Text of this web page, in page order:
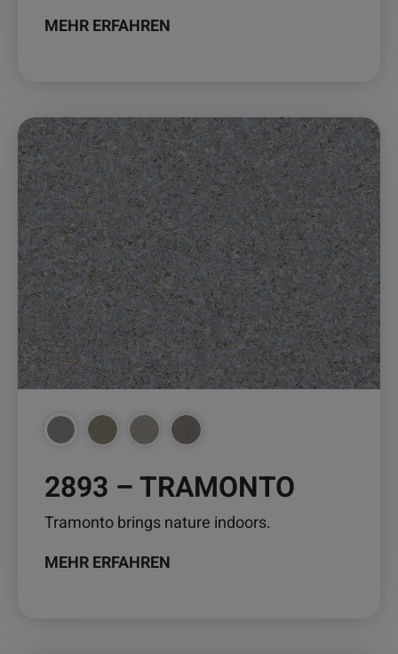
MEHR ERFAHREN
2893 – TRAMONTO
Tramonto brings nature indoors.
MEHR ERFAHREN
Dieses
Produkt
weist
mehrere
Varianten
auf.
Die
Optionen
können
auf
der
Produktseite
gewählt
werden